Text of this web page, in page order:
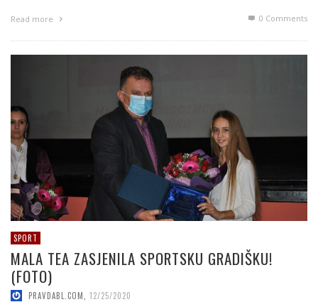
Read more 0 Comments
SPORT
MALA TEA ZASJENILA SPORTSKU GRADIŠKU!
(FOTO)
PRAVDABL.COM 12/25/2020